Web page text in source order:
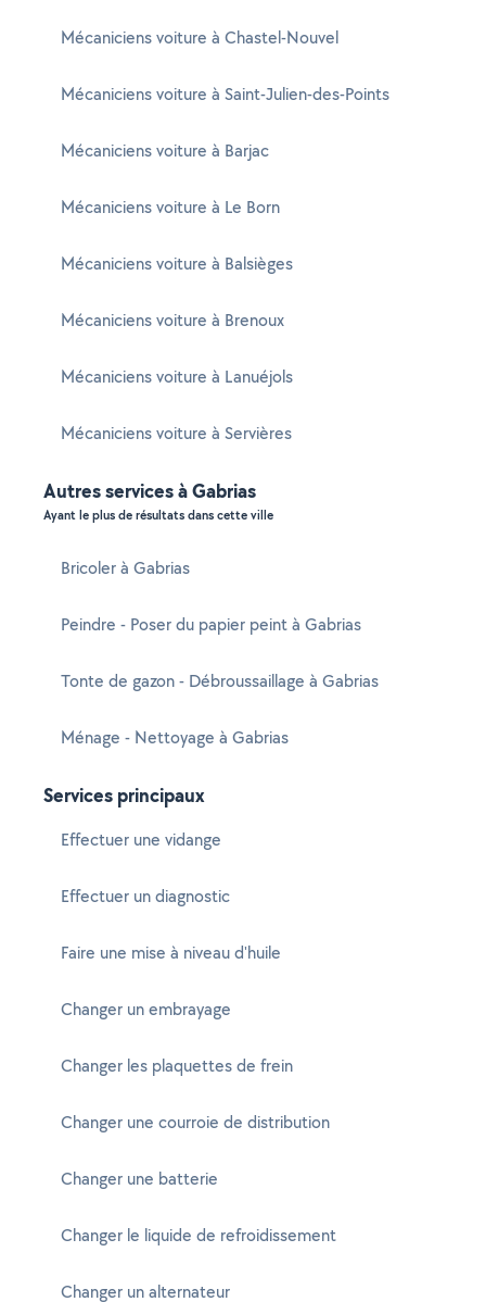
Mécaniciens voiture à Chastel-Nouvel
Mécaniciens voiture à Saint-Julien-des-Points
Mécaniciens voiture à Barjac
Mécaniciens voiture à Le Born
Mécaniciens voiture à Balsièges
Mécaniciens voiture à Brenoux
Mécaniciens voiture à Lanuéjols
Mécaniciens voiture à Servières
Autres services à Gabrias
Ayant le plus de résultats dans cette ville
Bricoler à Gabrias
Peindre - Poser du papier peint à Gabrias
Tonte de gazon - Débroussaillage à Gabrias
Ménage - Nettoyage à Gabrias
Services principaux
Effectuer une vidange
Effectuer un diagnostic
Faire une mise à niveau d'huile
Changer un embrayage
Changer les plaquettes de frein
Changer une courroie de distribution
Changer une batterie
Changer le liquide de refroidissement
Changer un alternateur